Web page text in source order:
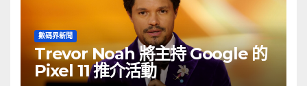
數碼界新聞
Trevor Noah 將主持 Google 的
Pixel 11 推介活動